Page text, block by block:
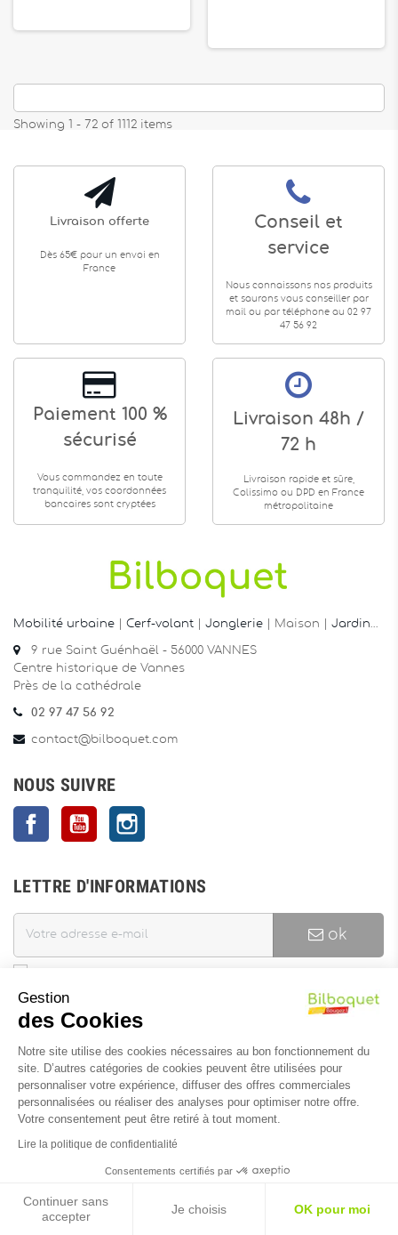
Showing 1 - 72 of 1112 items
Livraison offerte
Dès 65€ pour un envoi en
France
Conseil et
service
Nous connaissons nos produits
et saurons vous conseiller par
mail ou par téléphone au 02 97
47 56 92
Paiement 100 %
sécurisé
Vous commandez en toute
tranquilité, vos coordonnées
bancaires sont cryptées
Livraison 48h /
72 h
Livraison rapide et sûre,
Colissimo ou DPD en France
métropolitaine
Mobilité urbaine Cerf-volant Jonglerie | Maison | Jardin
9 rue Saint Guénhaël - 56000 VANNES
Centre historique de Vannes
Près de la cathédrale
02 97 47 56 92
contact@bilboquet.com
NOUS SUIVRE
FacebookYouTube
LETTRE D'INFORMATIONS
ok
J'accepte les termes et conditions et la politique de
confidentialité
Vous pouvez vous désinscrire à tout moment. Vous trouverez pour
cela nos informations de contact dans les conditions d'utilisation
du site.
INFORMATIONS
Gestion
des Cookies
Notre site utilise des cookies nécessaires au bon fonctionnement du
site. D’autres catégories de cookies peuvent être utilisées pour
personnaliser votre expérience, diffuser des offres commerciales
personnalisées ou réaliser des analyses pour optimiser notre offre.
Votre consentement peut être retiré à tout moment.
Lire la politique de confidentialité
Consentements certifiés par
Continuer sans
accepter
Je choisis OK pour moi